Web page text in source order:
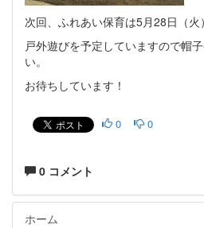
次回、ふれあい保育は5月28日（火
戸外遊びを予定していますので帽
い。
お待ちしています！
0 0
0 コメント
ホーム